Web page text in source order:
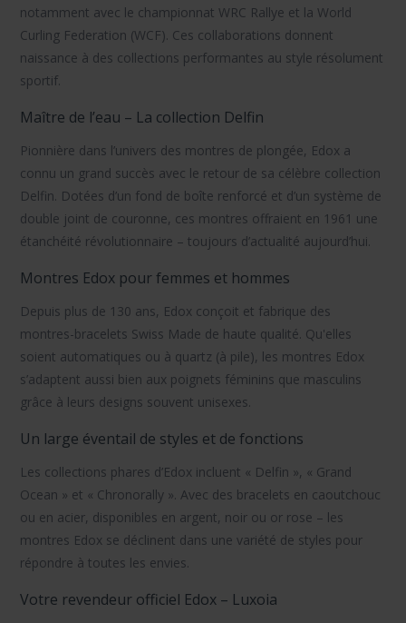
notamment avec le championnat WRC Rallye et la World
Curling Federation (WCF). Ces collaborations donnent
naissance à des collections performantes au style résolument
sportif.
Maître de l’eau – La collection Delfin
Pionnière dans l’univers des montres de plongée, Edox a
connu un grand succès avec le retour de sa célèbre collection
Delfin. Dotées d’un fond de boîte renforcé et d’un système de
double joint de couronne, ces montres offraient en 1961 une
étanchéité révolutionnaire – toujours d’actualité aujourd’hui.
Montres Edox pour femmes et hommes
Depuis plus de 130 ans, Edox conçoit et fabrique des
montres-bracelets Swiss Made de haute qualité. Qu'elles
soient automatiques ou à quartz (à pile), les montres Edox
s’adaptent aussi bien aux poignets féminins que masculins
grâce à leurs designs souvent unisexes.
Un large éventail de styles et de fonctions
Les collections phares d’Edox incluent « Delfin », « Grand
Ocean » et « Chronorally ». Avec des bracelets en caoutchouc
ou en acier, disponibles en argent, noir ou or rose – les
montres Edox se déclinent dans une variété de styles pour
répondre à toutes les envies.
Votre revendeur officiel Edox – Luxoia